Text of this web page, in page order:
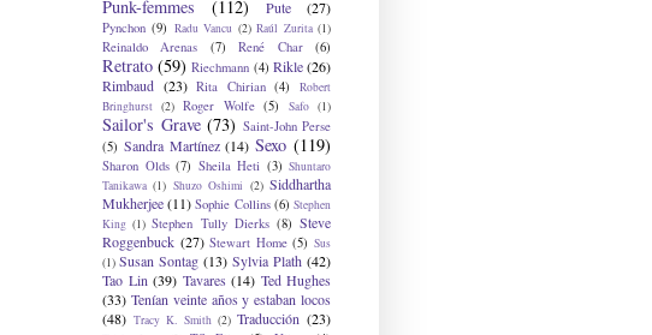
Punk-femmes
(112) Pute (27)
Pynchon (9) Radu Vancu (2) Raúl Zurita (1)
Reinaldo Arenas (7) René Char (6)
Retrato (59) Riechmann (4) Rikle (26)
Rimbaud (23) Rita Chirian (4)
Robert
Bringhurst (2) Roger Wolfe (5) Safo (1)
Sailor's Grave (73) Saint-John Perse
(5) Sandra Martínez (14) Sexo (119)
Sharon Olds (7) Sheila Heti (3) Shuntaro
Tanikawa (1) Shuzo Oshimi (2) Siddhartha
Mukherjee (11) Sophie Collins (6) Stephen
King (1) Stephen Tully Dierks (8) Steve
Roggenbuck (27) Stewart Home (5) Sus
(1) Susan Sontag (13) Sylvia Plath (42)
Tao Lin (39) Tavares (14) Ted Hughes
(33) Tenían veinte años y estaban locos
(48) Tracy K. Smith (2) Traducción (23)